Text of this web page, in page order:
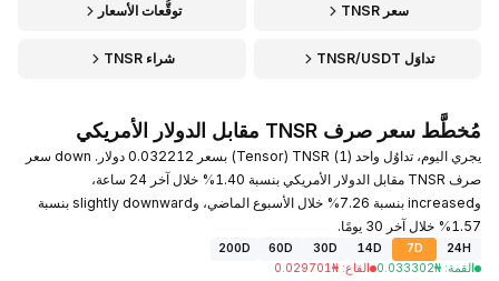
سعر TNSR توقُّعات الأسعار
تداوَل TNSR/USDT شراء TNSR
مُخطَّط سعر صرف TNSR مقابل الدولار الأمريكي
يجري اليوم، تداوُل واحد (1) TNSR ‏(Tensor) بسعر 0.032212 دولار. down سعر
صرف TNSR مقابل الدولار الأمريكي بنسبة 1.40% خلال آخر 24 ساعة،
وincreased بنسبة 7.26% خلال الأسبوع الماضي، وslightly downward بنسبة
1.57% خلال آخر 30 يومًا.
24H
7D
14D
30D
60D
200D
القمة:
₦
0.033302 القاع:
₦
0.029701